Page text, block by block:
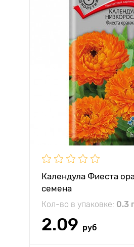
Календула Фиеста
семена
Кол-во в упаковке: 0.3 г
2.09 руб